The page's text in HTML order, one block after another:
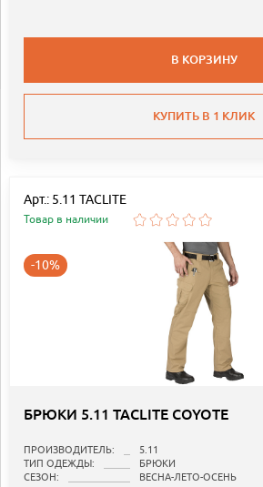
В КОРЗИНУ
КУПИТЬ В 1 КЛИК
Арт.: 5.11 TACLITE
Товар в наличии
-10%
БРЮКИ 5.11 TACLITE COYOTE
ПРОИЗВОДИТЕЛЬ:
5.11
ТИП ОДЕЖДЫ:
БРЮКИ
СЕЗОН:
ВЕСНА-ЛЕТО-ОСЕНЬ